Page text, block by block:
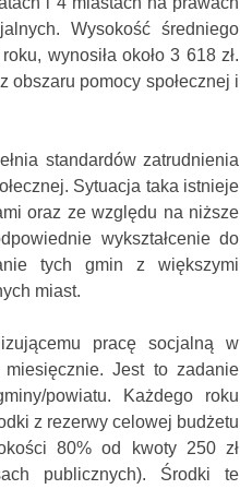
Wysokość średniego
wynosiła około 3 618 zł.
obszaru pomocy społecznej i
standardów zatrudnienia
Sytuacja taka istnieje
oraz ze względu na niższe
wykształcenie do
tych gmin z większymi
miast.
pracę socjalną w
Jest to zadanie
powiatu. Każdego roku
z rezerwy celowej budżetu
80% od kwoty 250 zł
publicznych). Środki te